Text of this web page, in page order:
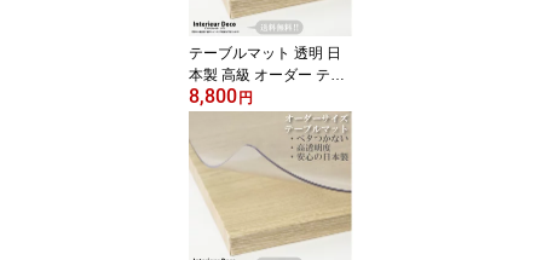
テーブルマット 透明 日
本製 高級 オーダー テー
ブルクロス 非転写加工
ビニールマット デスクマ
ット透明 ダイニングテー
ブルマット リビング テ
ーブルマット 2mm厚 55
0mm ( 55cm )×1100mm (
110cm )以内 柘産業株式
8,800 円